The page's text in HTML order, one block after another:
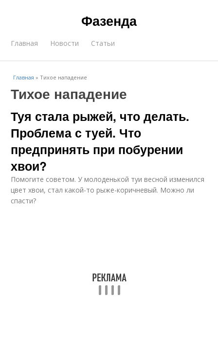
Фазенда
Главная Новости Статьи
Главная »Тихое нападение
Тихое нападение
Туя стала рыжей, что делать.
Проблема с туей. Что
предпринять при побурении
хвои?
Помогите советом. У молоденькой туи весной изменился
цвет хвои, стал какой-то рыже-коричневый. Можно ли
спасти?